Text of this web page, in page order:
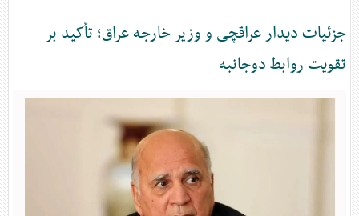
جزئیات دیدار عراقچی و وزیر خارجه عراق؛ تأکید بر
تقویت روابط دوجانبه